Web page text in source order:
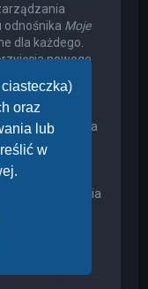
oraz
lub
w
odnośnika Moje
dla każdego.
nowego
może
do grupy, która
musi
Może on
dlaczego
otrzymania